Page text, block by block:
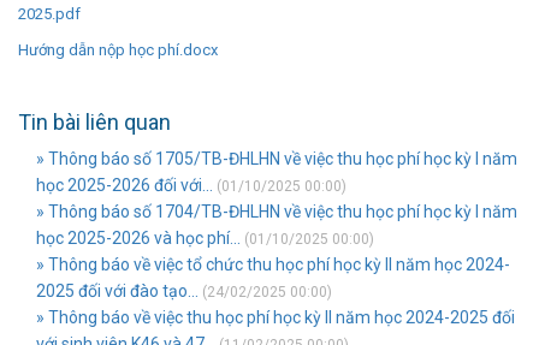
2025.pdf
Hướng dẫn nộp học phí.docx
Tin bài liên quan
» Thông báo số 1705/TB-ĐHLHN về việc thu học phí học kỳ I năm
học 2025-2026 đối với...
(01/10/2025 00:00)
» Thông báo số 1704/TB-ĐHLHN về việc thu học phí học kỳ I năm
học 2025-2026 và học phí...
(01/10/2025 00:00)
» Thông báo về việc tổ chức thu học phí học kỳ II năm học 2024-
2025 đối với đào tạo...
(24/02/2025 00:00)
» Thông báo về việc thu học phí học kỳ II năm học 2024-2025 đối